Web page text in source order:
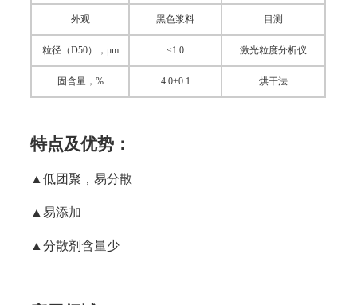
外观 黑色浆料 目测
粒径（D50），μm ≤1.0 激光粒度分析仪
固含量，% 4.0±0.1 烘干法
特点及优势：
▲低团聚，易分散
▲易添加
▲分散剂含量少